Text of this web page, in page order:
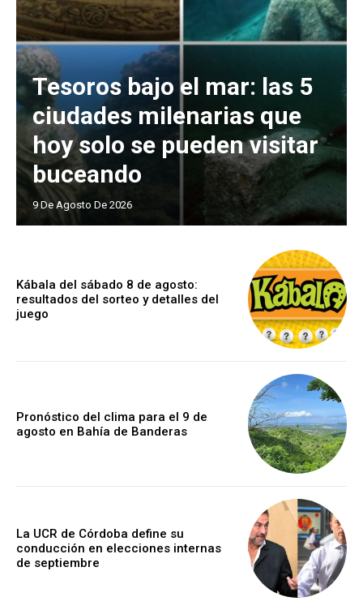
Tesoros bajo el mar: las 5
ciudades milenarias que
hoy solo se pueden visitar
buceando
9 De Agosto De 2026
Kábala del sábado 8 de agosto:
resultados del sorteo y detalles del
juego
Pronóstico del clima para el 9 de
agosto en Bahía de Banderas
La UCR de Córdoba define su
conducción en elecciones internas
de septiembre